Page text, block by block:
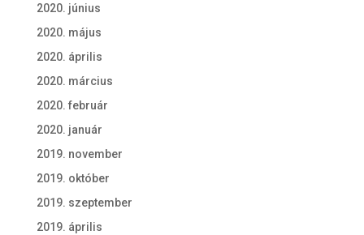
2020. június
2020. május
2020. április
2020. március
2020. február
2020. január
2019. november
2019. október
2019. szeptember
2019. április